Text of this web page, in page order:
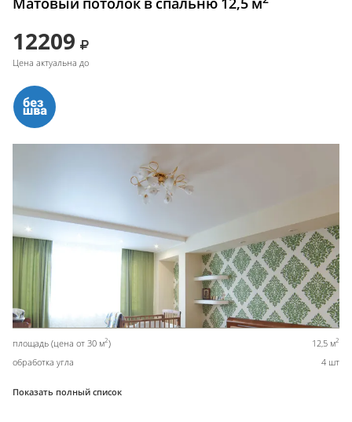
12209
Цена актуальна до
площадь (цена от 30 м2) 12,5 м2
обработка угла 4 шт
Показать полный список